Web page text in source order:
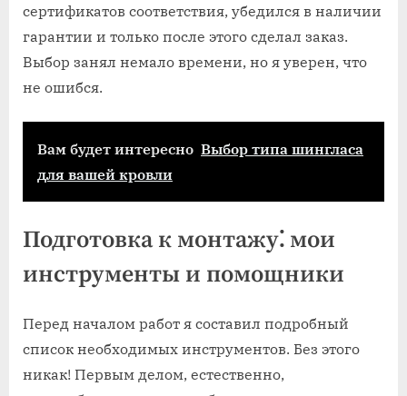
сертификатов соответствия, убедился в наличии
гарантии и только после этого сделал заказ.
Выбор занял немало времени, но я уверен, что
не ошибся.
Вам будет интересно Выбор типа шингласа
для вашей кровли
Подготовка к монтажу⁚ мои
инструменты и помощники
Перед началом работ я составил подробный
список необходимых инструментов. Без этого
никак! Первым делом, естественно,